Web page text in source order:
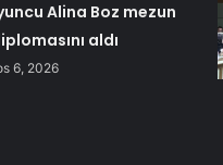
Alina Boz mezun
aldı
6, 2026